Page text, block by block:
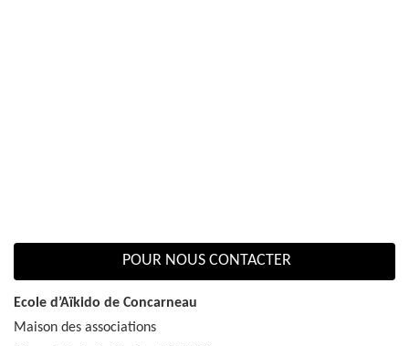
POUR NOUS CONTACTER
Ecole d’Aïkido de Concarneau
Maison des associations